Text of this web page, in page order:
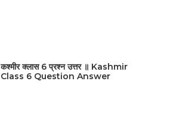
कश्मीर क्लास 6 प्रश्न उत्तर ॥ Kashmir
Class 6 Question Answer